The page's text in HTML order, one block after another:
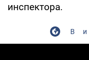
инспектора.